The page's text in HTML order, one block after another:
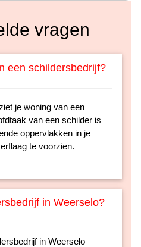
vragen
een schildersbedrijf?
je woning van een
van een schilder is
oppervlakken in je
te voorzien.
in Weerselo?
in Weerselo